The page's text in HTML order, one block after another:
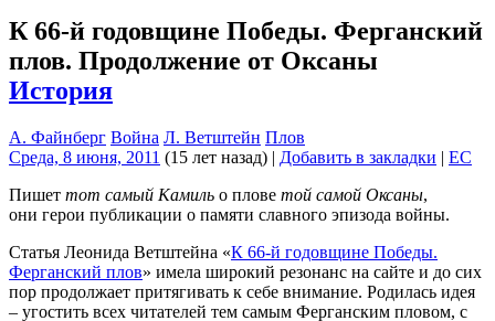
К 66-й годовщине Победы. Ферганский
плов. Продолжение от Оксаны
История
А. Файнберг Война Л. Ветштейн Плов
Среда, 8 июня, 2011 (15 лет назад) | Добавить в закладки | EC
Пишет тот самый Камиль о плове той самой Оксаны,
они герои публикации о памяти славного эпизода войны.
Статья Леонида Ветштейна «К 66-й годовщине Победы.
Ферганский плов» имела широкий резонанс на сайте и до сих
пор продолжает притягивать к себе внимание. Родилась идея
– угостить всех читателей тем самым Ферганским пловом, с